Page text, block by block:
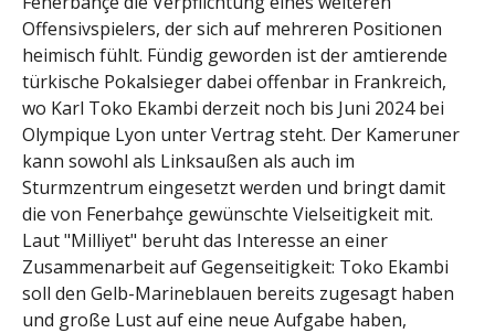
Offensivspielers, der sich auf mehreren Positionen
heimisch fühlt. Fündig geworden ist der amtierende
türkische Pokalsieger dabei offenbar in Frankreich,
wo Karl Toko Ekambi derzeit noch bis Juni 2024 bei
Olympique Lyon unter Vertrag steht. Der Kameruner
kann sowohl als Linksaußen als auch im
Sturmzentrum eingesetzt werden und bringt damit
die von Fenerbahçe gewünschte Vielseitigkeit mit.
Laut "Milliyet" beruht das Interesse an einer
Zusammenarbeit auf Gegenseitigkeit: Toko Ekambi
soll den Gelb-Marineblauen bereits zugesagt haben
und große Lust auf eine neue Aufgabe haben,